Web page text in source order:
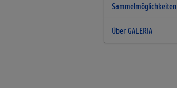
Sammelmöglichkeiten
Über GALERIA